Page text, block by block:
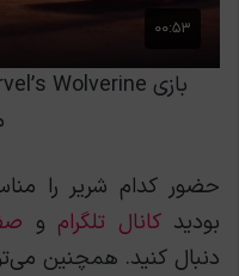
حضور کدام شرير را
بودیدکانال تلگرام و
دنبال کنید. همچنین